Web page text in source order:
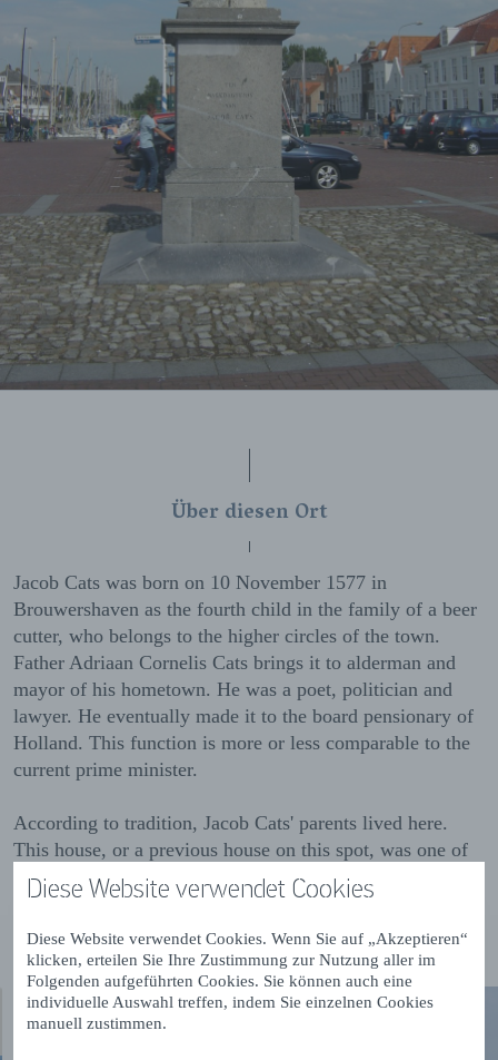
Diese Website verwendet Cookies
Diese Website verwendet Cookies. Wenn Sie auf „Akzeptieren“
klicken, erteilen Sie Ihre Zustimmung zur Nutzung aller im
Folgenden aufgeführten Cookies. Sie können auch eine
individuelle Auswahl treffen, indem Sie einzelnen Cookies
manuell zustimmen.
Über diesen Ort
Jacob Cats was born on 10 November 1577 in
Brouwershaven as the fourth child in the family of a beer
cutter, who belongs to the higher circles of the town.
Father Adriaan Cornelis Cats brings it to alderman and
mayor of his hometown. He was a poet, politician and
lawyer. He eventually made it to the board pensionary of
Holland. This function is more or less comparable to the
current prime minister.
According to tradition, Jacob Cats' parents lived here.
This house, or a previous house on this spot, was one of
the houses owned by Cats' father in 1591.